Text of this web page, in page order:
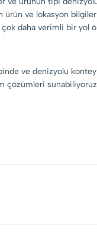
ürün ve lokasyon
daha verimli bir yol
ve denizyolu
çözümleri